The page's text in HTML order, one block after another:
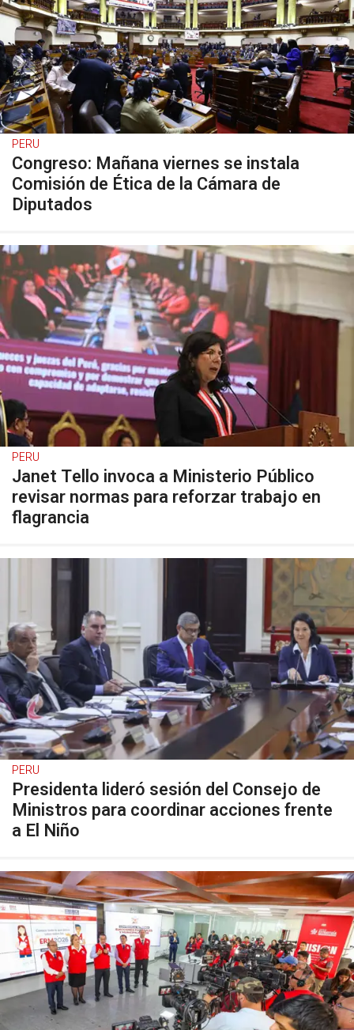
PERU
Congreso: Mañana viernes se instala
Comisión de Ética de la Cámara de
Diputados
PERU
Janet Tello invoca a Ministerio Público
revisar normas para reforzar trabajo en
flagrancia
PERU
Presidenta lideró sesión del Consejo de
Ministros para coordinar acciones frente
a El Niño